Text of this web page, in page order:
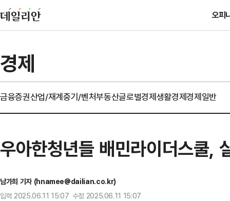
오피
경제
금융증권산업/재계중기/벤처부동산글로벌경제생활경제경제일반
우아한청년들 배민라이더스쿨,
남가희 기자 (hnamee@dailian.co.kr)
입력 2025.06.11 15:07 수정 2025.06.11 15:07